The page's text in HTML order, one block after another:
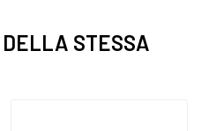
DELLA STESSA